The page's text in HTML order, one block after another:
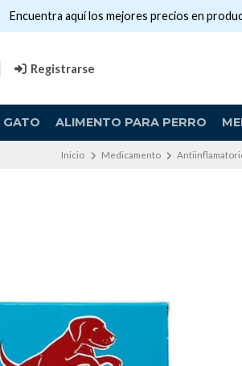
Registrarse
GATO ALIMENTO PARA PERRO
Encuentra aquí los mejores precios en
Inicio Medicamento